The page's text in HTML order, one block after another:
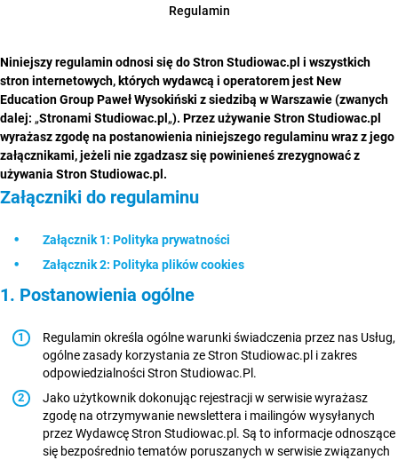
Regulamin
Niniejszy regulamin odnosi się do Stron Studiowac.pl i wszystkich
stron internetowych, których wydawcą i operatorem jest New
Education Group Paweł Wysokiński z siedzibą w Warszawie (zwanych
dalej: „Stronami Studiowac.pl „). Przez używanie Stron Studiowac.pl
wyrażasz zgodę na postanowienia niniejszego regulaminu wraz z jego
załącznikami, jeżeli nie zgadzasz się powinieneś zrezygnować z
używania Stron Studiowac.pl.
Załączniki do regulaminu
Załącznik 1: Polityka prywatności
Załącznik 2: Polityka plików cookies
1. Postanowienia ogólne
Regulamin określa ogólne warunki świadczenia przez nas Usług,
ogólne zasady korzystania ze Stron Studiowac.pl i zakres
odpowiedzialności Stron Studiowac.Pl.
Jako użytkownik dokonując rejestracji w serwisie wyrażasz
zgodę na otrzymywanie newslettera i mailingów wysyłanych
przez Wydawcę Stron Studiowac.pl. Są to informacje odnoszące
się bezpośrednio tematów poruszanych w serwisie związanych